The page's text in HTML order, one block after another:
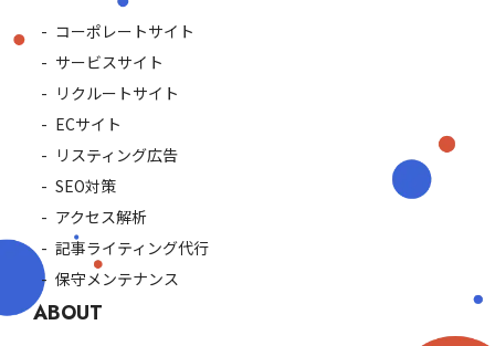
コーポレートサイト
サービスサイト
リクルートサイト
ECサイト
リスティング広告
SEO対策
アクセス解析
記事ライティング代行
保守メンテナンス
ABOUT